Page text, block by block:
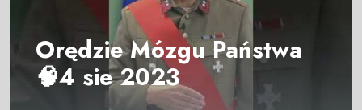
Orędzie Mózgu Państwa
🧠4 sie 2023